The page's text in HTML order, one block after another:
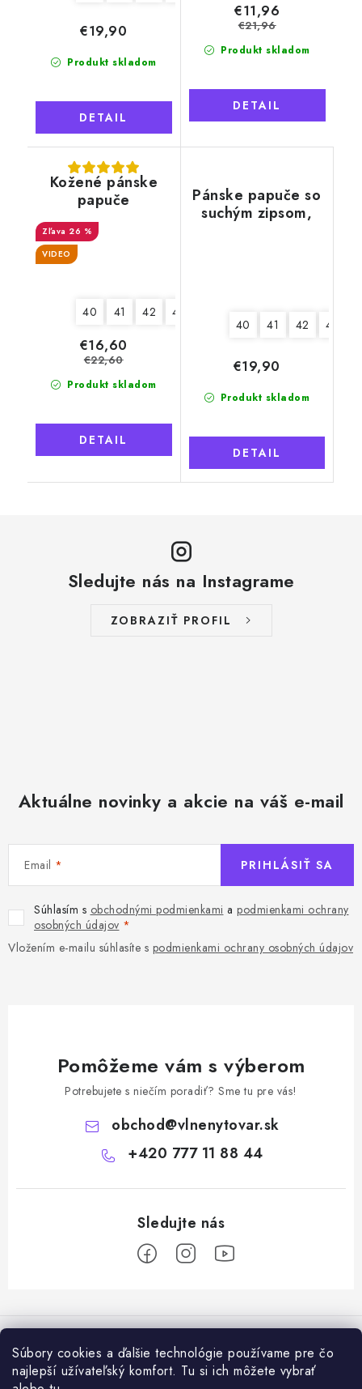
Súbory cookies a ďalšie technológie používame pre čo
najlepší užívateľský komfort. Tu si ich môžete vybrať
Produkt skladom
€19,90
DETAIL
Produkt skladom
€11,96
€21,96
DETAIL
Kožené pánske
papuče
26 %
VIDEO
40 41 42 43
Produkt skladom
€16,60
€22,60
DETAIL
Pánske papuče so
suchým zipsom,
40 41 42 44
Produkt skladom
€19,90
DETAIL
Sledujte nás na Instagrame
ZOBRAZIŤ PROFIL
Aktuálne novinky a akcie na váš e-mail
Email
Súhlasím s obchodnými podmienkami a podmienkami ochrany
osobných údajov
Vložením e-mailu súhlasíte s podmienkami ochrany osobných údajov
PRIHLÁSIŤ SA
Pomôžeme vám s výberom
Potrebujete s niečím poradiť? Sme tu pre vás!
obchod@vlnenytovar.sk
+420 777 11 88 44
á
Ako správne používat mulčovaciu biotextiliu z ovčej vlny v praxi
Informácie pre vás